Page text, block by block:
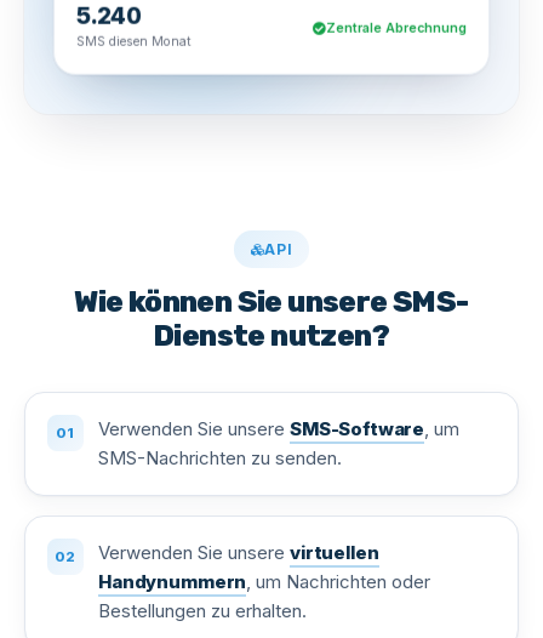
5.240
SMS diesen Monat
Zentrale Abrechnung
API
Wie können Sie unsere SMS-
Dienste nutzen?
Verwenden Sie unsere SMS-Software, um
SMS-Nachrichten zu senden.
Verwenden Sie unsere virtuellen
Handynummern, um Nachrichten oder
Bestellungen zu erhalten.